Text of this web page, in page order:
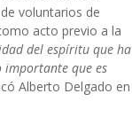
voluntarios de
acto previo a la
del espíritu que ha
importante que es
Alberto Delgado en